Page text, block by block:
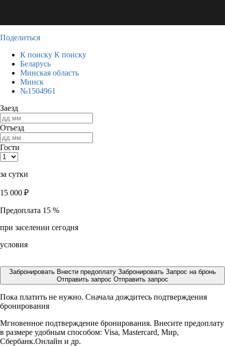
Поделиться
К поиску К поиску
Беларусь
Минская область
Минск
№1504961
Заезд
Отъезд
Гости
за сутки
15 000 ₽
Предоплата 15 %
при заселении сегодня
условия
Забронировать Внести предоплату Забронировать Запрос на бронь
Отправить запрос Отправить запрос
Пока платить не нужно. Сначала дождитесь подтверждения
бронирования
Мгновенное подтверждение бронирования. Внесите предоплату
в размере удобным способом: Visa, Mastercard, Мир,
Сбербанк.Онлайн и др.